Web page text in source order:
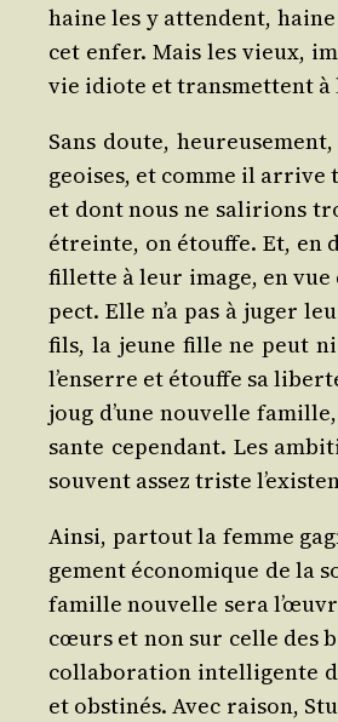
haine les y attendent,
cet enfer. Mais les vieux,
vie idiote et trans­mettent à
Sans doute,
geoises, et comme il arrive
et dont nous ne sali­rions
étreinte, on étouffe. Et, en
fillette à leur image, en
pect. Elle n’a pas à juger
fils, la jeune fille ne peut
l’enserre et étouffe sa
joug d’une nou­velle
sante cepen­dant. Les
sou­vent assez triste
Ain­si, par­tout la femme
ge­ment éco­no­mique de la
famille nou­velle sera
cœurs et non sur celle des
col­la­bo­ra­tion intel­li­gente
et obs­ti­nés. Avec rai­son,